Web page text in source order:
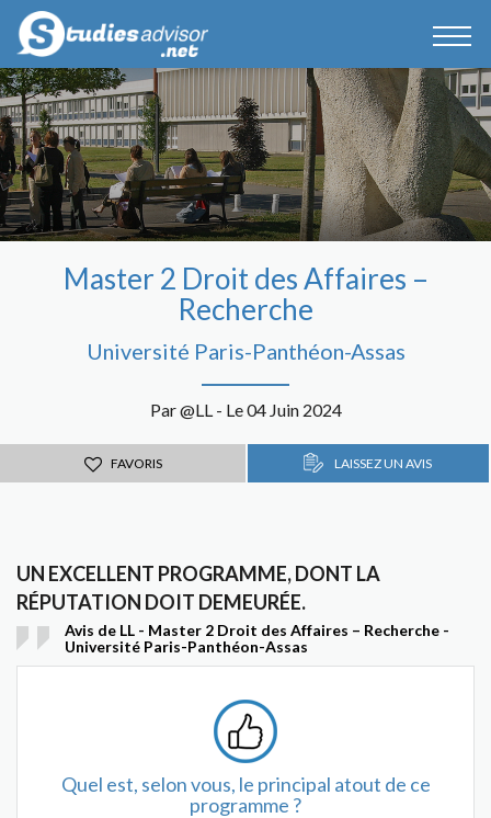
Master 2 Droit des Affaires –
Recherche
Université Paris-Panthéon-Assas
Par @LL - Le 04 Juin 2024
FAVORIS LAISSEZ UN AVIS
UN EXCELLENT PROGRAMME, DONT LA
RÉPUTATION DOIT DEMEURÉE.
Avis de LL - Master 2 Droit des Affaires – Recherche -
Université Paris-Panthéon-Assas
Quel est, selon vous, le principal atout de ce
programme ?